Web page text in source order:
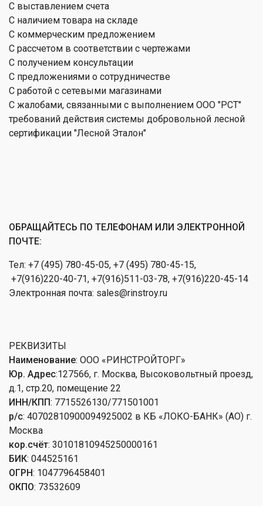
С выставлением счета
С наличием товара на складе
С коммерческим предложением
С рассчетом в соответствии с чертежами
С получением консультации
С предложениями о сотрудничестве
С работой с сетевыми магазинами
С жалобами, связанными с выполнением ООО "РСТ"
требований действия системы добровольной лесной
сертификации "Лесной Эталон"
ОБРАЩАЙТЕСЬ ПО ТЕЛЕФОНАМ ИЛИ ЭЛЕКТРОННОЙ
ПОЧТЕ:
Тел: +7 (495) 780-45-05, +7 (495) 780-45-15,
+7(916)220-40-71, +7(916)511-03-78, +7(916)220-45-14
Электронная почта: sales@rinstroy.ru
РЕКВИЗИТЫ
Наименование: ООО «РИНСТРОЙТОРГ»
Юр. Адрес:127566, г. Москва, Высоковольтный проезд,
д.1, стр.20, помещение 22
ИНН/КПП: 7715526130/771501001
р/с: 40702810900094925002 в КБ «ЛОКО-БАНК» (АО) г.
Москва
кор.счёт: 30101810945250000161
БИК: 044525161
ОГРН: 1047796458401
ОКПО: 73532609